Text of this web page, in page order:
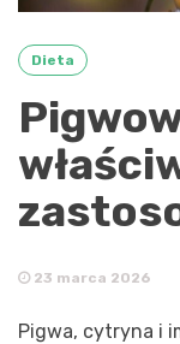
Dieta
23 marca 2026
Pigwa, cytryna i